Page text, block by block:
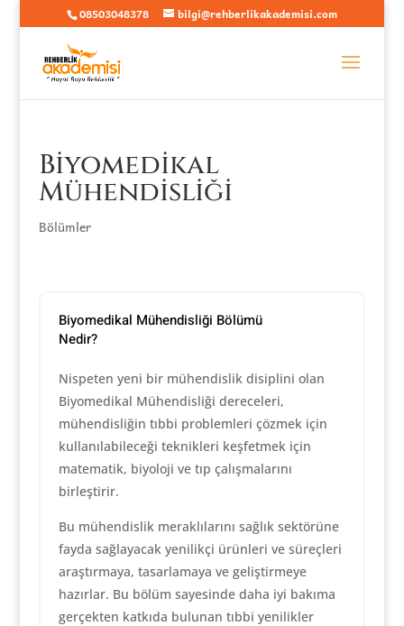
08503048378 bilgi@rehberlikakademisi.com
Biyomedikal
Mühendisliği
Bölümler
Biyomedikal Mühendisliği Bölümü
Nedir?
Nispeten yeni bir mühendislik disiplini olan
Biyomedikal Mühendisliği dereceleri,
mühendisliğin tıbbi problemleri çözmek için
kullanılabileceği teknikleri keşfetmek için
matematik, biyoloji ve tıp çalışmalarını
birleştirir.
Bu mühendislik meraklılarını sağlık sektörüne
fayda sağlayacak yenilikçi ürünleri ve süreçleri
araştırmaya, tasarlamaya ve geliştirmeye
hazırlar. Bu bölüm sayesinde daha iyi bakıma
gerçekten katkıda bulunan tıbbi yenilikler